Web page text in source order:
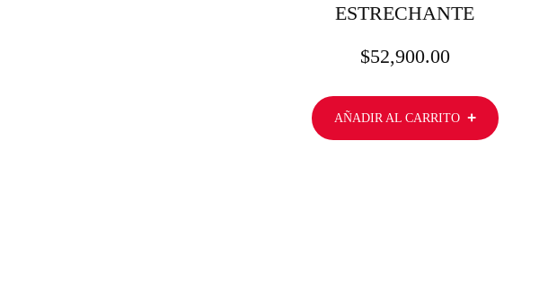
ESTRECHANTE
$52,900.00
AÑADIR AL CARRITO